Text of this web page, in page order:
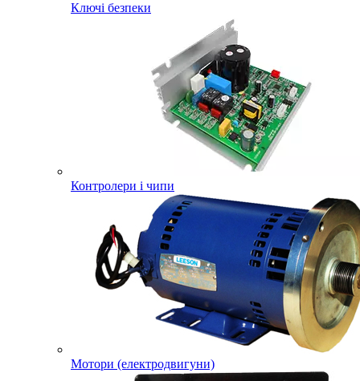
Ключі безпеки
Контролери і чипи
Мотори (електродвигуни)